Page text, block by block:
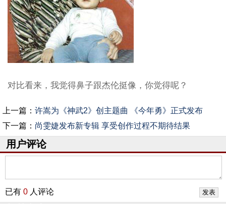
对比看来，我觉得鼻子跟杰伦挺像，你觉得呢？
上一篇： 许嵩为《神武2》创主题曲 《今年勇》正式发布
下一篇： 尚雯婕发布新专辑 享受创作过程不期待结果
用户评论
已有 0 人评论